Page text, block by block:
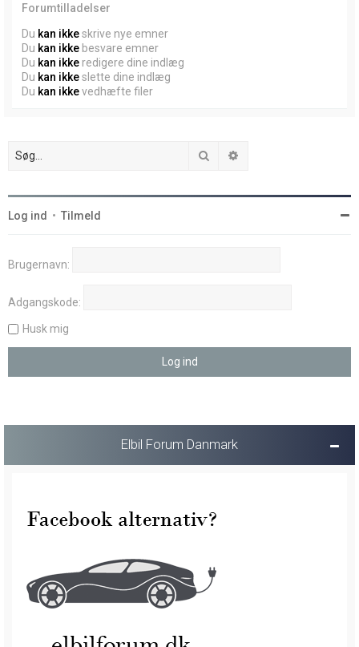
Forumtilladelser
Du kan ikkeskrive nye emner
Du kan ikke besvare emner
Du kan ikke redigere dine indlæg
Du kan ikkeslette dine indlæg
Du kan ikkevedhæfte filer
Søg
Log ind • Tilmeld
Brugernavn:
Adgangskode:
Husk mig
Elbil Forum Danmark